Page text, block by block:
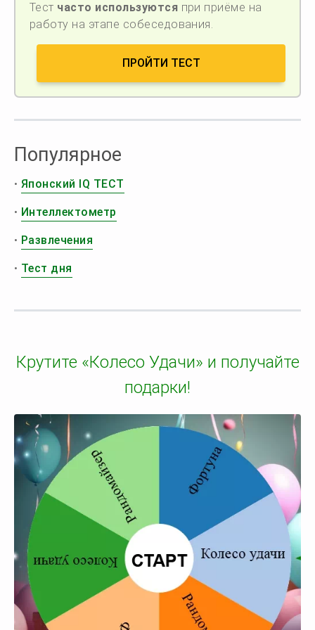
Тест часто используются при приёме на
работу на этапе собеседования.
ПРОЙТИ ТЕСТ
Популярное
• Японский IQ ТЕСТ
• Интеллектометр
• Развлечения
• Тест дня
Крутите «Колесо Удачи» и получайте
подарки!